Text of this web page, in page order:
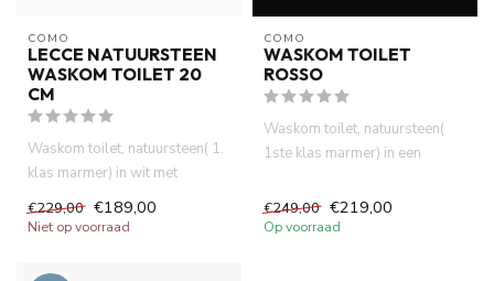
COMO
LECCE NATUURSTEEN
WASKOM TOILET 20
CM
Waskom toilet, natuursteen( 1.
klas marmer) in wit met
doorsnee, ø 20 cm. Deze k...
€229,00 €189,00
Niet op voorraad
COMO
WASKOM TOILET
ROSSO
Waskom toilet, natuursteen(
1ste klas marmer) in een
€249,00 €219,00
Op voorraad